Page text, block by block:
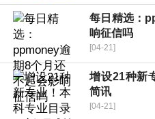
每日精选：
响征信吗
[04-21]
增设21种新
简讯
[04-21]